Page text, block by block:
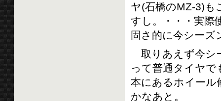
ヤ(石橋のMZ-3)も
すし。・・・実際
固さ的に今シーズ
取りあえず今シ
って普通タイヤ
本にあるホイール
かなあと。